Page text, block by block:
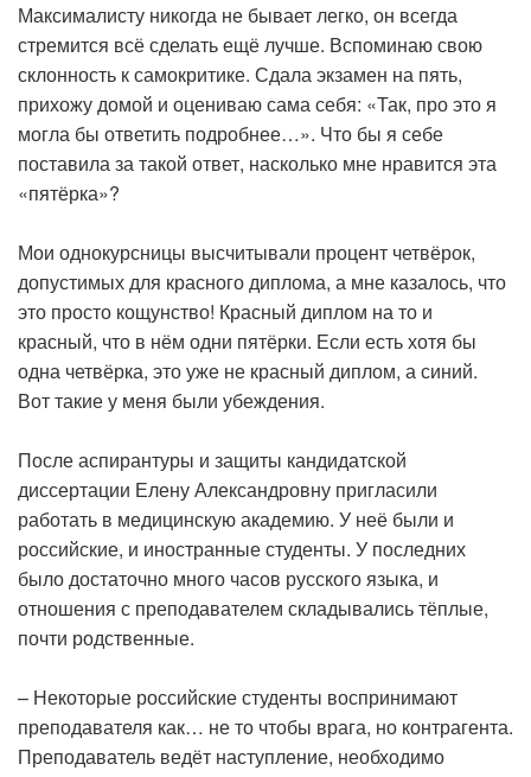
Максималисту никогда не бывает легко, он всегда
стремится всё сделать ещё лучше. Вспоминаю свою
склонность к самокритике. Сдала экзамен на пять,
прихожу домой и оцениваю сама себя: «Так, про это я
могла бы ответить подробнее…». Что бы я себе
поставила за такой ответ, насколько мне нравится эта
«пятёрка»?
Мои однокурсницы высчитывали процент четвёрок,
допустимых для красного диплома, а мне казалось, что
это просто кощунство! Красный диплом на то и
красный, что в нём одни пятёрки. Если есть хотя бы
одна четвёрка, это уже не красный диплом, а синий.
Вот такие у меня были убеждения.
После аспирантуры и защиты кандидатской
диссертации Елену Александровну пригласили
работать в медицинскую академию. У неё были и
российские, и иностранные студенты. У последних
было достаточно много часов русского языка, и
отношения с преподавателем складывались тёплые,
почти родственные.
– Некоторые российские студенты воспринимают
преподавателя как… не то чтобы врага, но контрагента.
Преподаватель ведёт наступление, необходимо